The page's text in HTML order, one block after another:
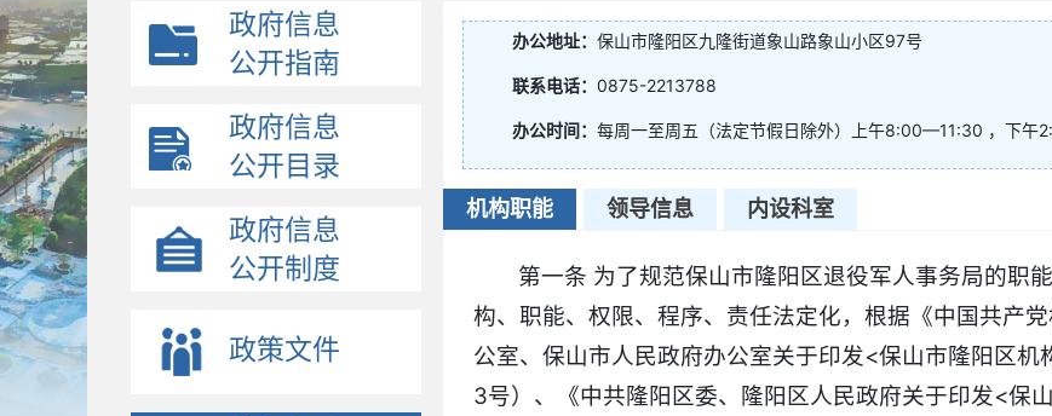
政府信息
公开指南
政府信息
公开目录
政府信息
公开制度
政策文件
办公地址： 保山市隆阳区九隆街道象山路象山小区97号
联系电话： 0875-2213788
办公时间： 每周一至周五（法定节假日除外）上午8:00—11:30 ，下
机构职能 领导信息 内设科室
第一条 为了规范保山市隆阳区退役军人事务局的职
构、职能、权限、程序、责任法定化，根据《中国共产
公室、保山市人民政府办公室关于印发<保山市隆阳区
3号）、《中共隆阳区委、隆阳区人民政府关于印发<保